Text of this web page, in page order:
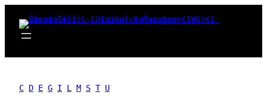
Inhalt
springen
C D E G I L M S T U